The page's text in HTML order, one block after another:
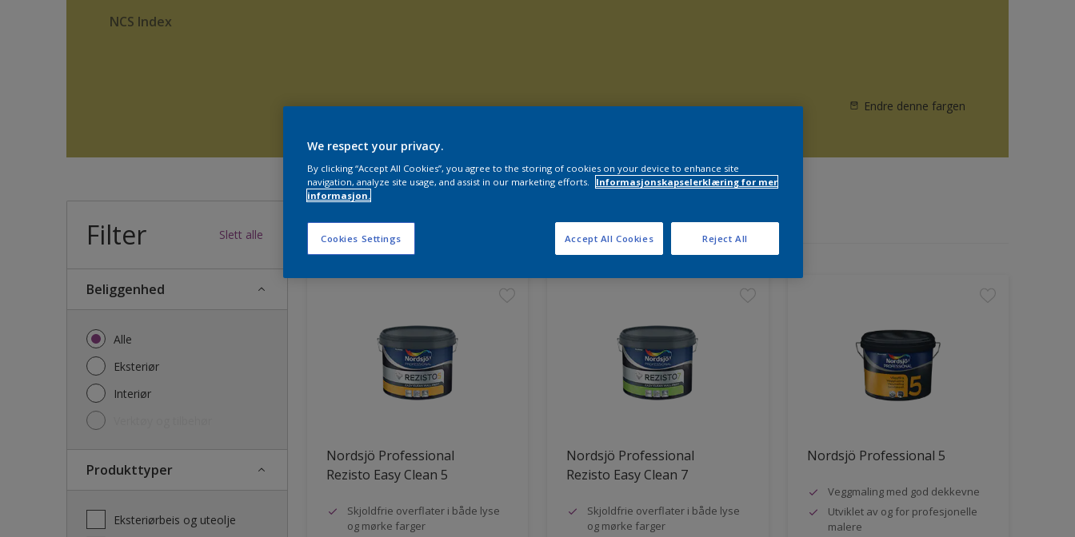
NCS Index
Endre denne fargen
Filter Slett alle
Beliggenhed
Alle
Eksteriør
Interiør
Produkttyper
Eksteriørbeis og uteolje
34produkter funnet
Nordsjö Professional
Rezisto Easy Clean 5
Skjoldfrie overflater i både lyse
og mørke farger
Nordsjö Professional
Rezisto Easy Clean 7
Skjoldfrie overflater i både lyse
og mørke farger
Nordsjö Professional 5
Veggmaling med god dekkevne
Utviklet av og for profesjonelle
malere
We respect your privacy.
By clicking “Accept All Cookies”, you agree to the storing of cookies on your device to enhance site
navigation, analyze site usage, and assist in our marketing efforts.
Informasjonskapselerklæring for mer
informasjon.
Cookies Settings Reject All
Accept All Cookies